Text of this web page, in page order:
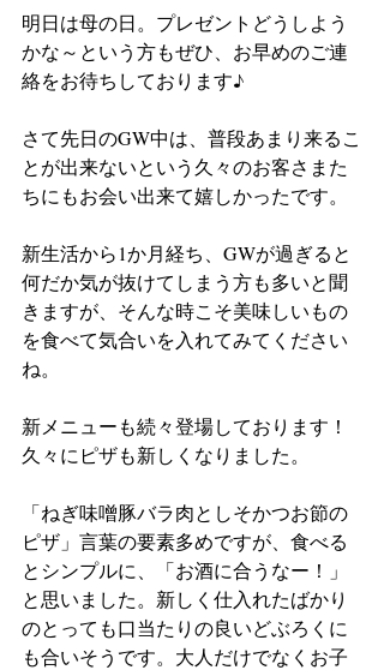
明日は母の日。プレゼントどうしよう
かな～という方もぜひ、お早めのご連
絡をお待ちしております♪
さて先日のGW中は、普段あまり来るこ
とが出来ないという久々のお客さまた
ちにもお会い出来て嬉しかったです。
新生活から1か月経ち、GWが過ぎると
何だか気が抜けてしまう方も多いと聞
きますが、そんな時こそ美味しいもの
を食べて気合いを入れてみてください
ね。
新メニューも続々登場しております！
久々にピザも新しくなりました。
「ねぎ味噌豚バラ肉としそかつお節の
ピザ」言葉の要素多めですが、食べる
とシンプルに、「お酒に合うなー！」
と思いました。新しく仕入れたばかり
のとっても口当たりの良いどぶろくに
も合いそうです。大人だけでなくお子